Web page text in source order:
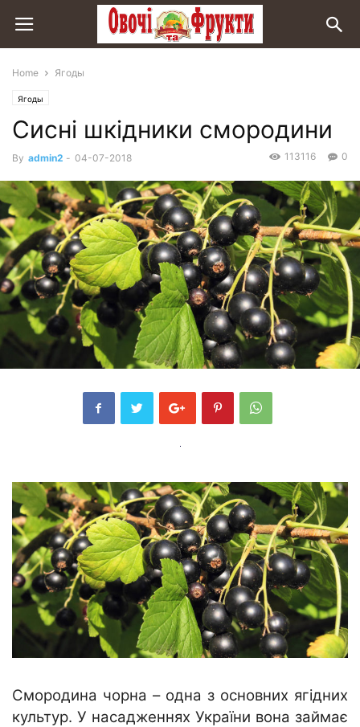
Home Ягоды
Ягоды
Сисні шкідники смородини
By admin2 - 04-07-2018 0
113116
Смородина чорна – одна з основних ягідних
культур. У насадженнях України вона займає